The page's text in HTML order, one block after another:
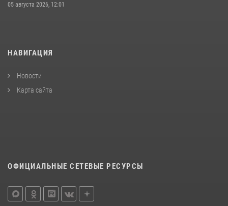
05 августа 2026, 12:01
НАВИГАЦИЯ
Новости
Карта сайта
ОФИЦИАЛЬНЫЕ СЕТЕВЫЕ РЕСУРСЫ